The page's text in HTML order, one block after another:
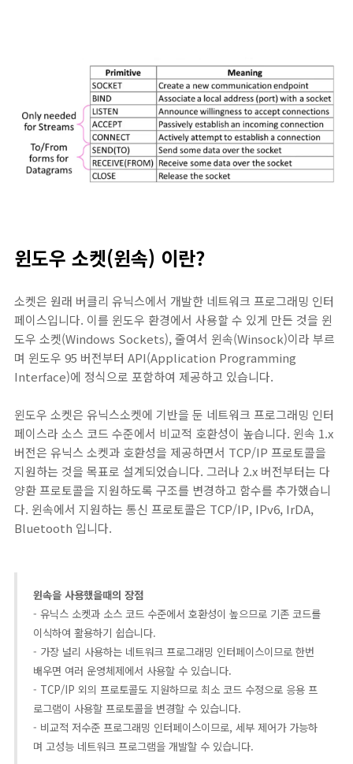
윈도우 소켓(윈속) 이란?
소켓은 원래 버클리 유닉스에서 개발한 네트워크 프로그래밍 인터
페이스입니다. 이를 윈도우 환경에서 사용할 수 있게 만든 것을 윈
도우 소켓(Windows Sockets), 줄여서 윈속(Winsock)이라 부르
며 윈도우 95 버전부터 API(Application Programming
Interface)에 정식으로 포함하여 제공하고 있습니다.
윈도우 소켓은 유닉스소켓에 기반을 둔 네트워크 프로그래밍 인터
페이스라 소스 코드 수준에서 비교적 호환성이 높습니다. 윈속 1.x
버전은 유닉스 소켓과 호환성을 제공하면서 TCP/IP 프로토콜을
지원하는 것을 목표로 설계되었습니다. 그러나 2.x 버전부터는 다
양환 프로토콜을 지원하도록 구조를 변경하고 함수를 추가했습니
다. 윈속에서 지원하는 통신 프로토콜은 TCP/IP, IPv6, IrDA,
Bluetooth 입니다.
윈속을 사용했을때의 장점
- 유닉스 소켓과 소스 코드 수준에서 호환성이 높으므로 기존 코드를
이식하여 활용하기 쉽습니다.
- 가장 널리 사용하는 네트워크 프로그래밍 인터페이스이므로 한번
배우면 여러 운영체제에서 사용할 수 있습니다.
- TCP/IP 외의 프로토콜도 지원하므로 최소 코드 수정으로 응용 프
로그램이 사용할 프로토콜을 변경할 수 있습니다.
- 비교적 저수준 프로그래밍 인터페이스이므로, 세부 제어가 가능하
며 고성능 네트워크 프로그램을 개발할 수 있습니다.